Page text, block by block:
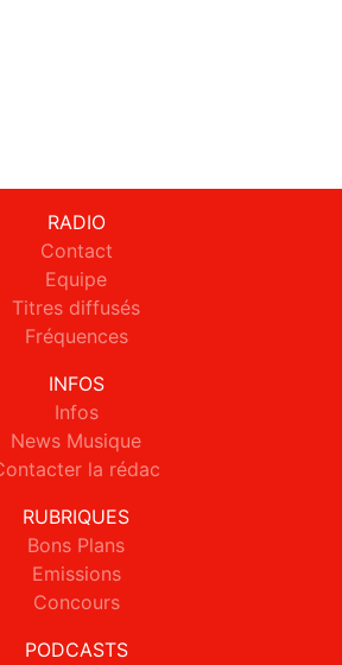
RADIO
Contact
Equipe
Titres diffusés
Fréquences
INFOS
Infos
News Musique
la rédac
RUBRIQUES
Bons Plans
Emissions
Concours
PODCASTS